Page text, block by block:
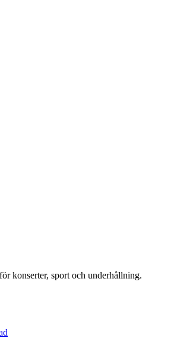
konserter, sport och underhållning.